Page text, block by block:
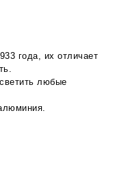
года, их отличает
любые